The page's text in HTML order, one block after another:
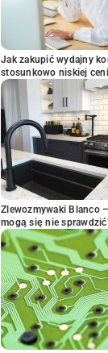
Jak zakupić wydajny
stosunkowo niskiej
Zlewozmywaki Blanco
mogą się nie